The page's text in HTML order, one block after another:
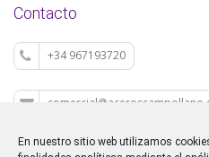
En nuestro sitio web utilizamos
Contacto
+34 967193720
P.I. CAMPOLLANO C/M 5